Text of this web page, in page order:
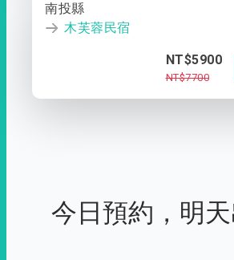
南投縣
木芙蓉民宿
NT$5900
NT$7700
今日預約，明天